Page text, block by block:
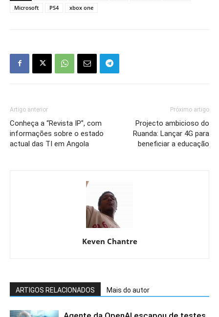
Microsoft
PS4 xbox one
Artigo anterior
Conheça a “Revista IP”, com
informações sobre o estado
actual das TI em Angola
Próximo artigo
Projecto ambicioso do
Ruanda: Lançar 4G para
beneficiar a educação
Keven Chantre
ARTIGOS RELACIONADOS Mais do autor